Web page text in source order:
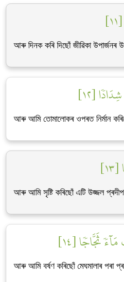
আৰু দিনক কৰি দিছোঁ জীৱিকা উপাৰ্জনৰ
[١٢]
আৰু আমি তোমালোকৰ ওপৰত নিৰ্মান
আৰু আমি সৃষ্টি কৰিছোঁ এটি উজ্জল
ثَجَّاجٗا [١٤]
আৰু আমি বৰ্ষণ কৰিছোঁ মেঘমালাৰ পৰা